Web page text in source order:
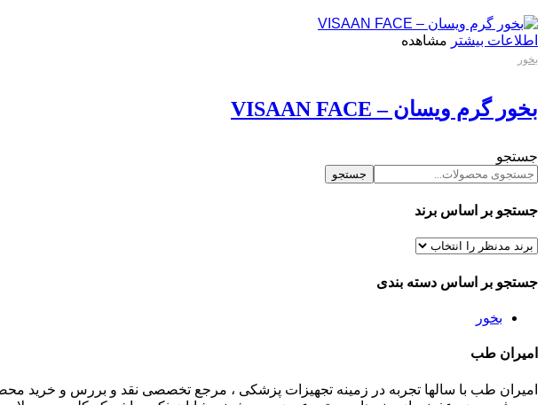
اطلاعات بیشتر مشاهده
بخور
بخور گرم ویسان – VISAAN FACE
جستجو
جستجو
جستجو بر اساس برند
جستجو بر اساس دسته بندی
بخور
امیران طب
امیران طب با سالها تجربه در زمینه تجهیزات پزشکی ، مرجع تخصصی نقد و بررس و خرید